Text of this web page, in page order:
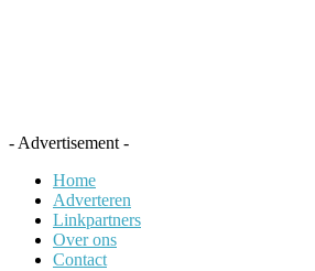
- Advertisement -
Home
Adverteren
Linkpartners
Over ons
Contact